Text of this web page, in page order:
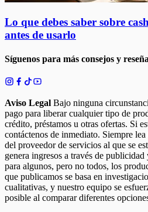
Lo que debes saber sobre
antes de usarlo
Síguenos para más consejos y
Aviso Legal Bajo ninguna
pago para liberar cualquier tipo de
crédito, préstamos u otras ofertas. Si
contáctenos de inmediato. Siempre
del proveedor de servicios al que se
genera ingresos a través de
para algunos, pero no todos, los
que publicamos se basa en
cualitativas, y nuestro equipo se
posible al comparar diferentes